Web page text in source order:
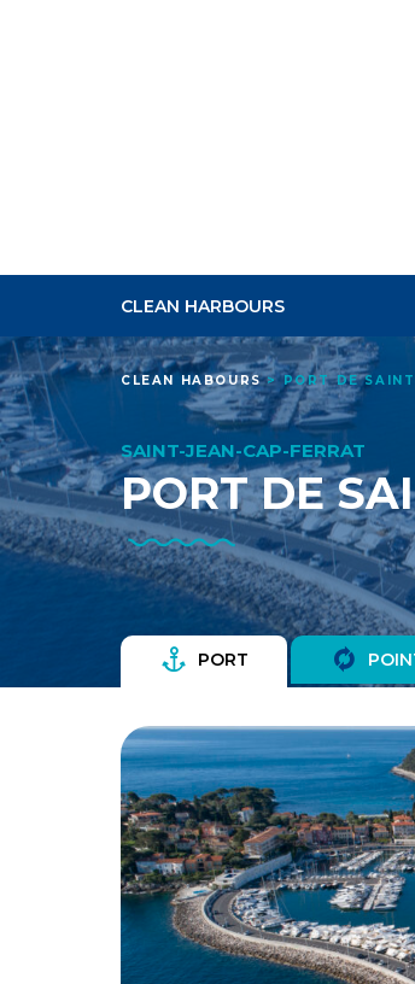
CLEAN HARBOURS
CLEAN HABOURS>PORT DE
SAINT-JEAN-CAP-FERRAT
PORT DE
PORT